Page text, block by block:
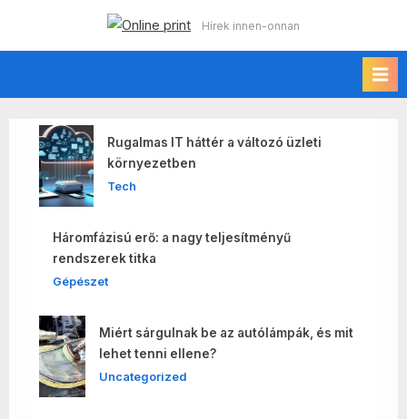
Online print
Hírek innen-onnan
Rugalmas IT háttér a változó üzleti
környezetben
Tech
Háromfázisú erő: a nagy teljesítményű
rendszerek titka
Gépészet
Miért sárgulnak be az autólámpák, és mit
lehet tenni ellene?
Uncategorized